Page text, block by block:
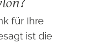
für Ihre
ist die